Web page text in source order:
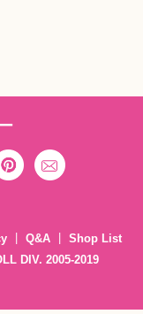
Q&A
Shop List
DIV. 2005-2019